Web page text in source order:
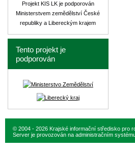
Projekt KIS LK je podporován
Ministerstvem zemědělství České
republiky a Libereckým krajem
Tento projekt je
podporován
© 2004 - 2026 Krajské informační středisko pro
Server je provozován na administračním